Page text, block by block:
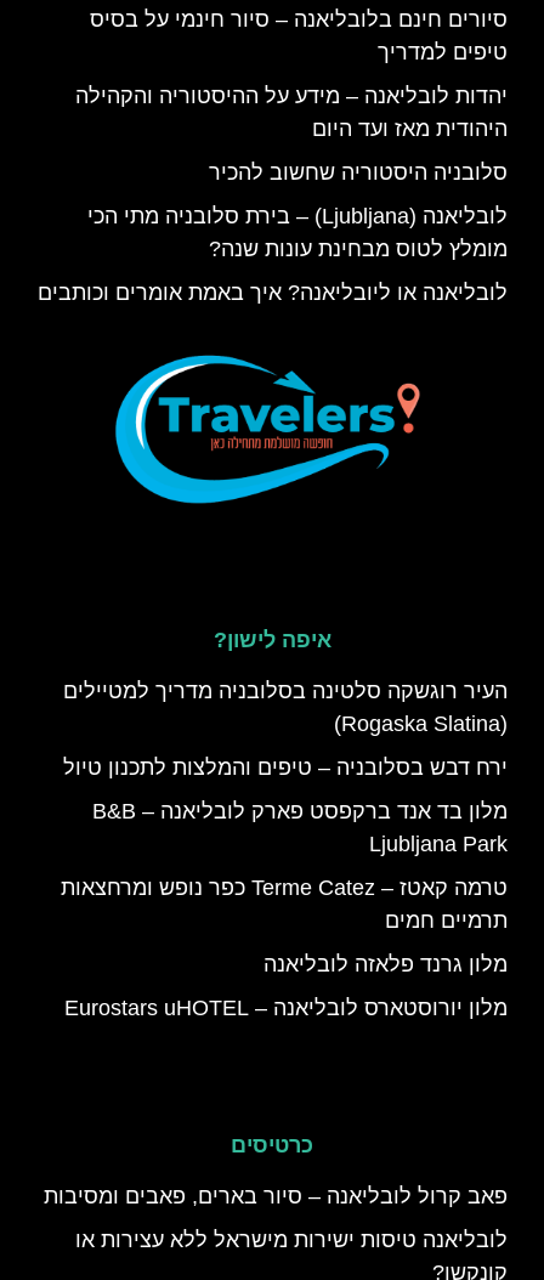
סיורים חינם בלובליאנה – סיור חינמי על בסיס
טיפים למדריך
יהדות לובליאנה – מידע על ההיסטוריה והקהילה
היהודית מאז ועד היום
סלובניה היסטוריה שחשוב להכיר
לובליאנה (Ljubljana) – בירת סלובניה מתי הכי
מומלץ לטוס מבחינת עונות שנה?
לובליאנה או ליובליאנה? איך באמת אומרים וכותבים
איפה לישון?
העיר רוגשקה סלטינה בסלובניה מדריך למטיילים
(Rogaska Slatina)
ירח דבש בסלובניה – טיפים והמלצות לתכנון טיול
מלון בד אנד ברקפסט פארק לובליאנה – B&B
Ljubljana Park
טרמה קאטז – Terme Catez כפר נופש ומרחצאות
תרמיים חמים
מלון גרנד פלאזה לובליאנה
מלון יורוסטארס לובליאנה – Eurostars uHOTEL
כרטיסים
פאב קרול לובליאנה – סיור בארים, פאבים ומסיבות
לובליאנה טיסות ישירות מישראל ללא עצירות או
קונקשן?